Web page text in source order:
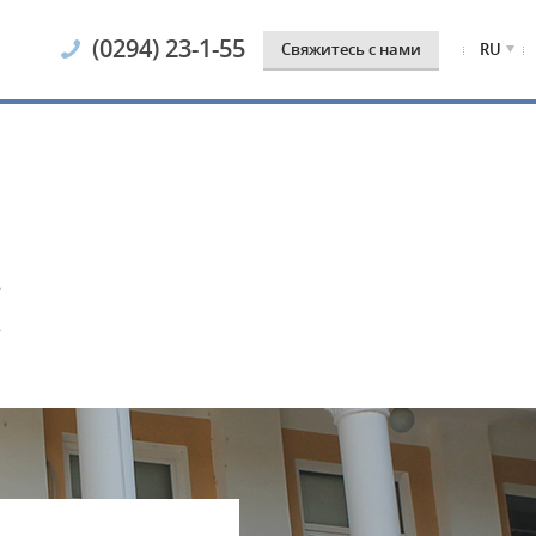
(0294) 23-1-55 Cвяжитесь с нами RU